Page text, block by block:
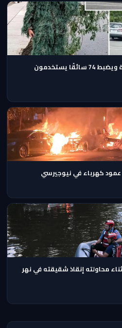
شرطي يتنكر في هيئة شجيرة ويضبط 74 سائقًا يستخدمون
10 سنوات أثناء محاولته إنقاذ شقيقته في نهر